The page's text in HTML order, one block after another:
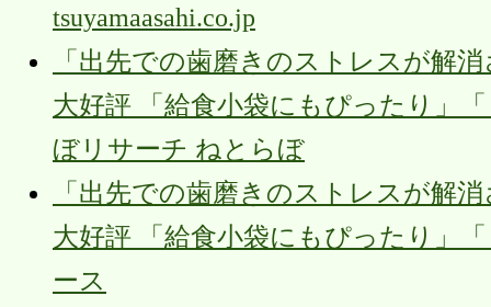
tsuyamaasahi.co.jp
「出先での歯磨きのストレスが解
大好評 「給食小袋にもぴったり」
ぼリサーチ ねとらぼ
「出先での歯磨きのストレスが解
大好評 「給食小袋にもぴったり」
ース